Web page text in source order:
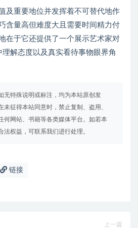
及重要地位并发挥着不可替代地作
含量高但难度大且需要时间精力付
在于它还提供了一个展示艺术家对
解态度以及真实看待事物眼界角
无特殊说明或标注，均为本站原创发
未征得本站同意时，禁止复制、盗用、
何网站、书籍等各类媒体平台。如若本
法权益，可联系我们进行处理。
链接
上一篇